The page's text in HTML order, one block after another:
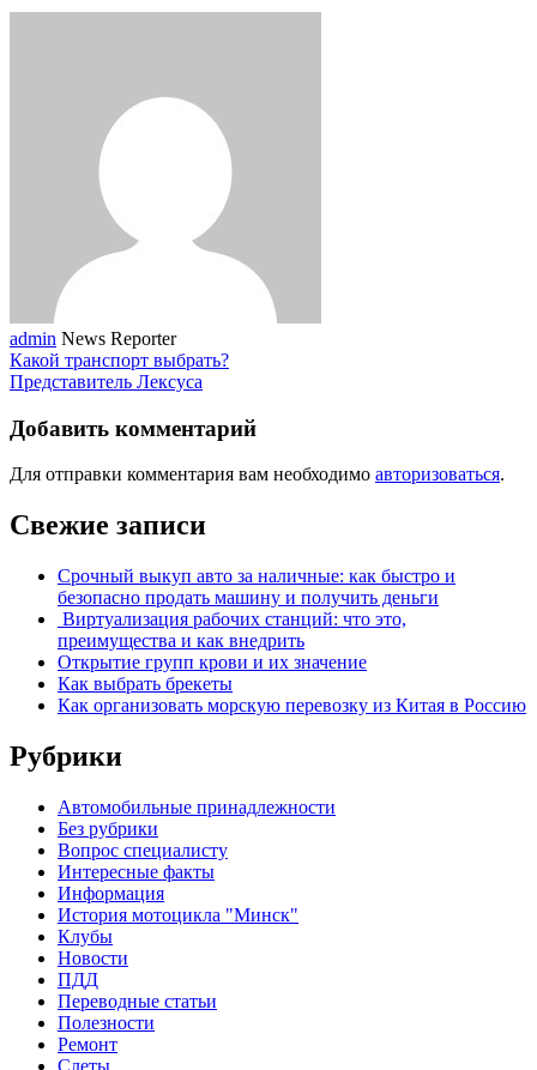
admin News Reporter
Какой транспорт выбрать?
Представитель Лексуса
Добавить комментарий
Для отправки комментария вам необходимо авторизоваться.
Свежие записи
Срочный выкуп авто за наличные: как быстро и
безопасно продать машину и получить деньги
Виртуализация рабочих станций: что это,
преимущества и как внедрить
Открытие групп крови и их значение
Как выбрать брекеты
Как организовать морскую перевозку из Китая в Россию
Рубрики
Автомобильные принадлежности
Без рубрики
Вопрос специалисту
Интересные факты
Информация
История мотоцикла "Минск"
Клубы
Новости
ПДД
Переводные статьи
Полезности
Ремонт
Слеты